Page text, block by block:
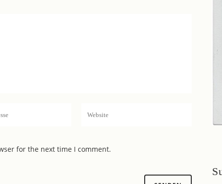
for the next time I comment.